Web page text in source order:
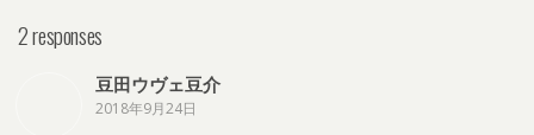
2 responses
豆田ウヴェ豆介
2018年9月24日